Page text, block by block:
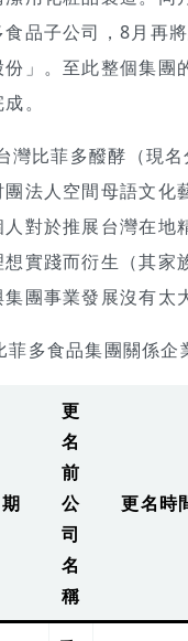
品子公司，8月再
」。至此整個集團
。
灣比菲多醱酵（現名
法人空間母語文化
對於推展台灣在地
實踐而衍生（其家
團事業發展沒有太
菲多食品集團關係企
更
名
前
公
司
名
稱
更名時